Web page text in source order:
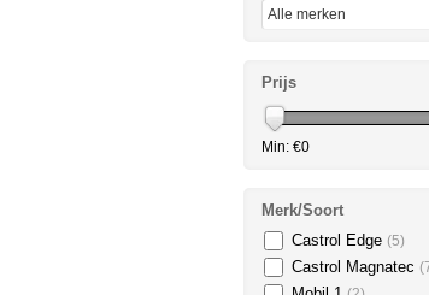
Prijs
Min: €0
Merk/Soort
Castrol Edge (5)
Castrol Magnatec